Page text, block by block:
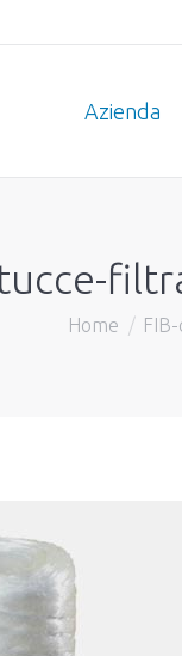
Azienda
Home